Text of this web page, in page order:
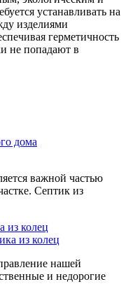
устанавливать на
изделиями
герметичность
не попадают в
дома
важной частью
Септик из
из колец
нашей
и недорогие